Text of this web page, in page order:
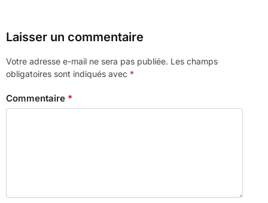
Laisser un commentaire
Votre adresse e-mail ne sera pas publiée. Les champs
obligatoires sont indiqués avec *
Commentaire *